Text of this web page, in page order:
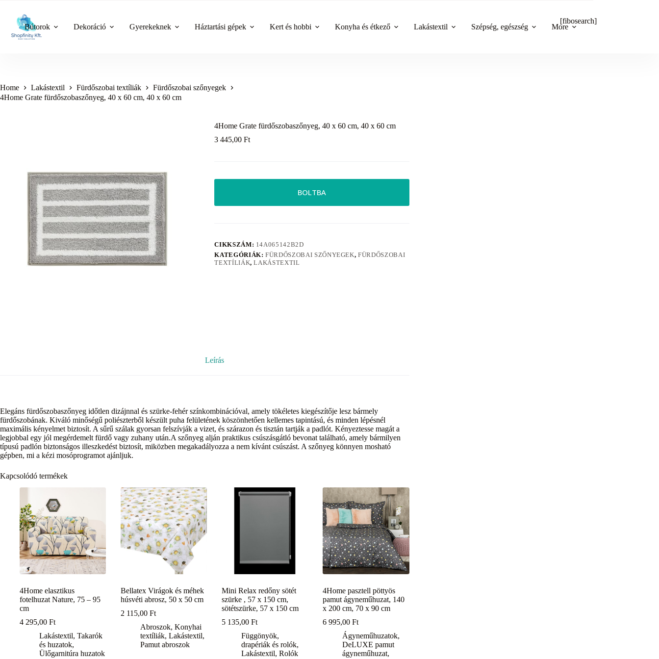
content
Bútorok Dekoráció Gyerekeknek Háztartási gépek Kert és hobbi Konyha és étkező Lakástextil Szépség, egészség More
[fibosearch]
Home Lakástextil Fürdőszobai textíliák
Fürdőszobai szőnyegek
4Home Grate fürdőszobaszőnyeg, 40 x 60 cm, 40 x 60 cm
4Home Grate fürdőszobaszőnyeg, 40 x 60 cm, 40 x 60 cm
3 445,00Ft
BOLTBA
CIKKSZÁM: 14A065142B2D
KATEGÓRIÁK:FÜRDŐSZOBAI SZŐNYEGEK,FÜRDŐSZOBAI
TEXTÍLIÁK,LAKÁSTEXTIL
Leírás
Elegáns fürdőszobaszőnyeg időtlen dizájnnal és szürke-fehér színkombinációval, amely tökéletes kiegészítője lesz bármely
fürdőszobának. Kiváló minőségű poliészterből készült puha felületének köszönhetően kellemes tapintású, és minden lépésnél
maximális kényelmet biztosít. A sűrű szálak gyorsan felszívják a vizet, és szárazon és tisztán tartják a padlót. Kényeztesse magát a
legjobbal egy jól megérdemelt fürdő vagy zuhany után.A szőnyeg alján praktikus csúszásgátló bevonat található, amely bármilyen
típusú padlón biztonságos illeszkedést biztosít, miközben megakadályozza a nem kívánt csúszást. A szőnyeg könnyen mosható
gépben, mi a kézi mosóprogramot ajánljuk.
Kapcsolódó termékek
4Home elasztikus
fotelhuzat Nature, 75 – 95
cm
4 295,00 Ft
Lakástextil, Takarók
és huzatok,
Ülőgarnitúra huzatok
Bellatex Virágok és méhek
húsvéti abrosz, 50 x 50 cm
2 115,00Ft
Abroszok,Konyhai
textíliák,Lakástextil,
Pamut abroszok
Mini Relax redőny sötét
szürke , 57 x 150 cm,
sötétszürke, 57 x 150 cm
5 135,00Ft
Függönyök,
drapériák és rolók,
Lakástextil,Rolók
4Home pasztell pöttyös
pamut ágyneműhuzat, 140
x 200 cm, 70 x 90 cm
6 995,00Ft
Ágyneműhuzatok,
DeLUXE pamut
ágyneműhuzat,